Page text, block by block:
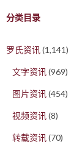
分类目录
罗氏资讯(1,141)
文字资讯(969)
图片资讯(454)
视频资讯(8)
转载资讯(70)